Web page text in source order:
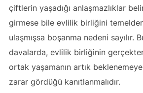
çiftlerin yaşadığı anlaşmazlıklar
girmese bile evlilik birliğini
ulaşmışsa boşanma nedeni sayılır.
davalarda, evlilik birliğinin gerçekten
ortak yaşamanın artık
zarar gördüğü kanıtlanmalıdır.